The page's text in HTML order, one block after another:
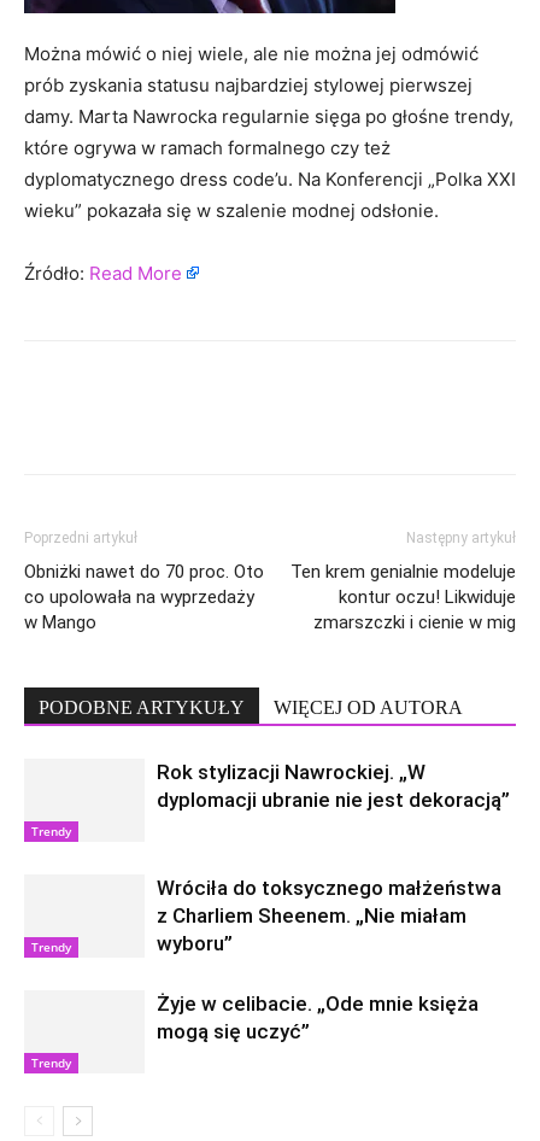
Można mówić o niej wiele, ale nie można jej odmówić
prób zyskania statusu najbardziej stylowej pierwszej
damy. Marta Nawrocka regularnie sięga po głośne trendy,
które ogrywa w ramach formalnego czy też
dyplomatycznego dress code’u. Na Konferencji „Polka XXI
wieku” pokazała się w szalenie modnej odsłonie.
Źródło: Read More
Poprzedni artykuł
Obniżki nawet do 70 proc. Oto
co upolowała na wyprzedaży
w Mango
Następny artykuł
Ten krem genialnie modeluje
kontur oczu! Likwiduje
zmarszczki i cienie w mig
PODOBNE ARTYKUŁY WIĘCEJ OD AUTORA
Trendy
Rok stylizacji Nawrockiej. „W
dyplomacji ubranie nie jest dekoracją”
Trendy
Wróciła do toksycznego małżeństwa
z Charliem Sheenem. „Nie miałam
wyboru”
Trendy
Żyje w celibacie. „Ode mnie księża
mogą się uczyć”